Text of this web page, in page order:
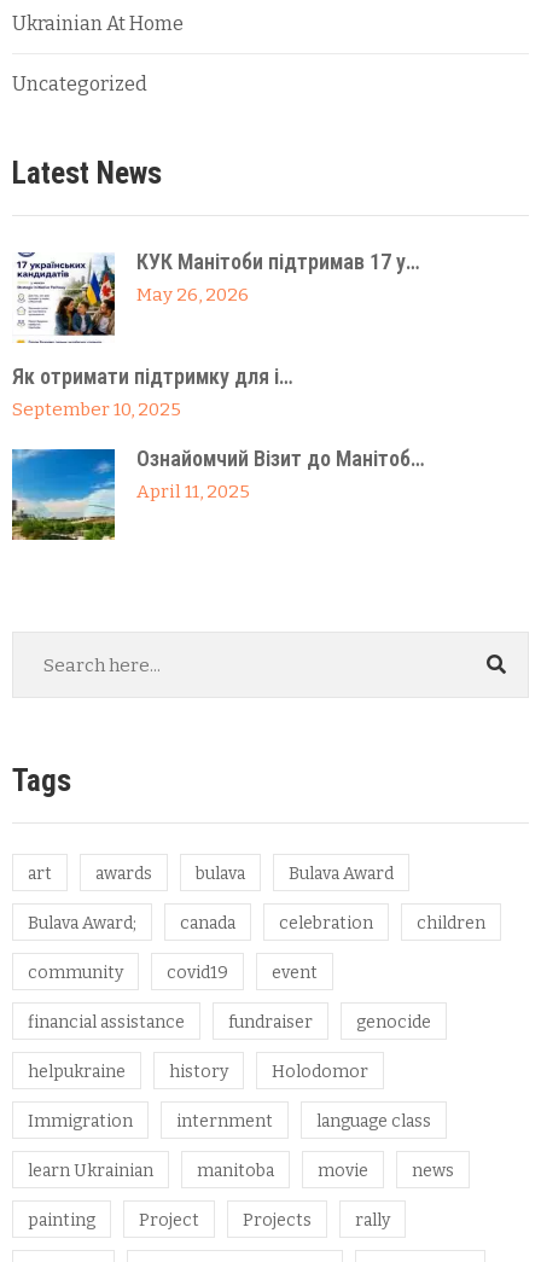
Ukrainian At Home
Uncategorized
Latest News
КУК Манітоби підтримав 17 у…
May 26, 2026
Як отримати підтримку для і…
September 10, 2025
Ознайомчий Візит до Манітоб…
April 11, 2025
Tags
art awards bulava Bulava Award
Bulava Award; canada celebration children
community covid19 event
financial assistance fundraiser genocide
helpukraine history Holodomor
Immigration internment language class
learn Ukrainian manitoba movie news
painting Project Projects rally